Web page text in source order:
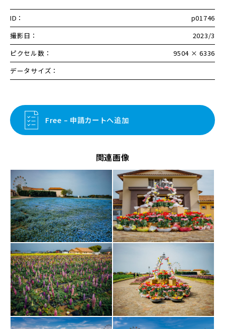
ID：
p01746
撮影日：
2023/3
ピクセル数：
9504 × 6336
データサイズ：
Free – 申請カートへ追加
関連画像